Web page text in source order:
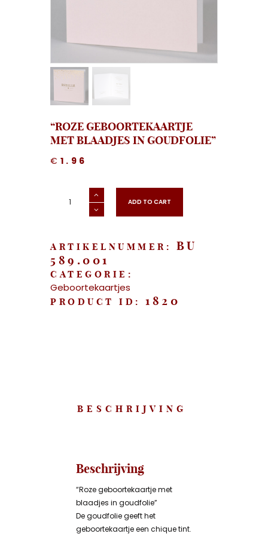
“ROZE GEBOORTEKAARTJE
MET BLAADJES IN GOUDFOLIE”
€ 1.96
geboortekaartje ADD TO CART
ARTIKELNUMMER: BU
589.001
CATEGORIE:
Geboortekaartjes
PRODUCT ID: 1820
BESCHRIJVING
Beschrijving
“Roze geboortekaartje met
blaadjes in goudfolie”
De goudfolie geeft het
geboortekaartje een chique tint.